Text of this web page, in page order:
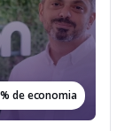
de economia